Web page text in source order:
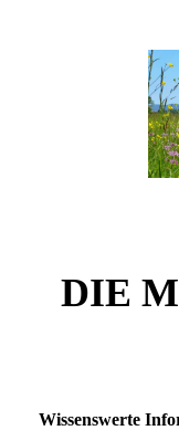
DIE
Wissenswerte